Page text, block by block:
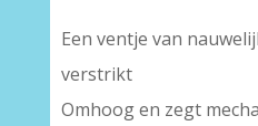
Een ventje van
verstrikt
Omhoog en zegt